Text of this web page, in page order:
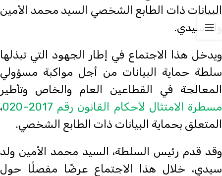
البيانات ذات الطابع الشخصي السيد محمد الأمين
ولد سيدي.
ويدخل هذا الاجتماع في إطار الجهود التي تبذلها
سلطة حماية البيانات من أجل مواكبة مسؤولي
المعالجة في القطاعين العام والخاص وتأطير
مسطرة الامتثال لأحكام القانون رقم 2017-020
،
المتعلق بحماية البيانات ذات الطابع الشخصي.
وقد قدم رئيس السلطة، السيد محمد الأمين ولد
سيدي، خلال هذا الاجتماع عرضًا مفصلًا حول